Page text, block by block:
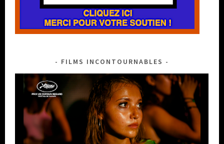
FILMS INCONTOURNABLES